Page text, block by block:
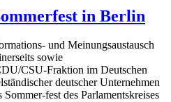
in Berlin
und Meinungsaustausch
sowie
CSU-Fraktion im Deutschen
deutscher Unternehmen
fest des Parlamentskreises